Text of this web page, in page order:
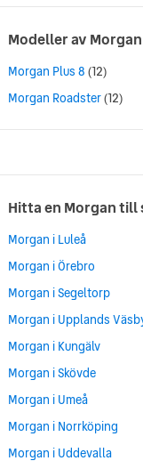
Modeller av Morgan
Morgan Plus 8 (12)
Morgan Roadster(12)
Hitta en Morgan till
Morgan i Luleå
Morgan i Örebro
Morgan i Segeltorp
Morgan i Upplands
Morgan i Kungälv
Morgan i Skövde
Morgan i Umeå
Morgan i Norrköping
Morgan i Uddevalla